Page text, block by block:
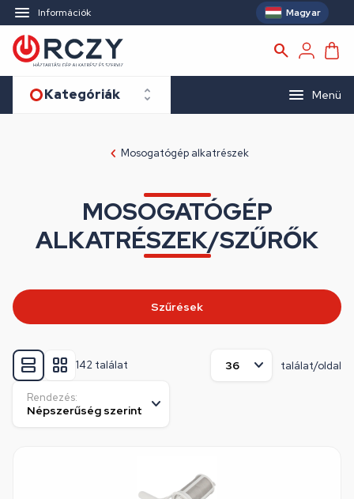
Információk Magyar
Kategóriák Menü
Mosogatógép alkatrészek
MOSOGATÓGÉP
ALKATRÉSZEK/SZŰRŐK
142 találat találat/oldal
Rendezés:
Szűrések